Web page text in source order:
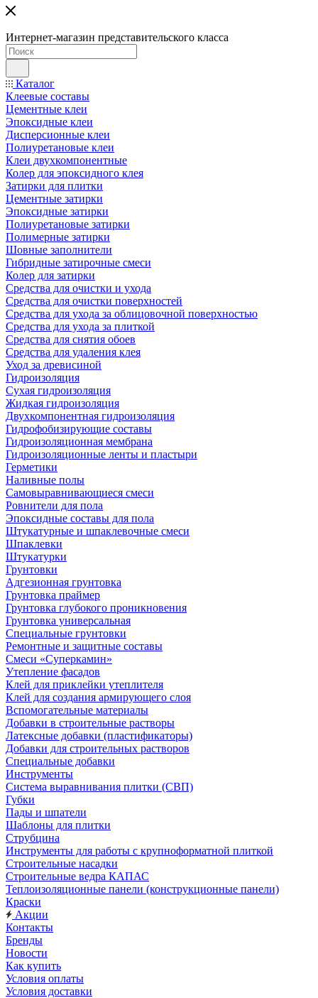
Интернет-магазин представительского класса
Каталог
Клеевые составы
Цементные клеи
Эпоксидные клеи
Дисперсионные клеи
Полиуретановые клеи
Клеи двухкомпонентные
Колер для эпоксидного клея
Затирки для плитки
Цементные затирки
Эпоксидные затирки
Полиуретановые затирки
Полимерные затирки
Шовные заполнители
Гибридные затирочные смеси
Колер для затирки
Средства для очистки и ухода
Средства для очистки поверхностей
Средства для ухода за облицовочной поверхностью
Средства для ухода за плиткой
Средства для снятия обоев
Средства для удаления клея
Уход за древисиной
Гидроизоляция
Сухая гидроизоляция
Жидкая гидроизоляция
Двухкомпонентная гидроизоляция
Гидрофобизирующие составы
Гидроизоляционная мембрана
Гидроизоляционные ленты и пластыри
Герметики
Наливные полы
Самовыравнивающиеся смеси
Ровнители для пола
Эпоксидные составы для пола
Штукатурные и шпаклевочные смеси
Шпаклевки
Штукатурки
Грунтовки
Адгезионная грунтовка
Грунтовка праймер
Грунтовка глубокого проникновения
Грунтовка универсальная
Специальные грунтовки
Ремонтные и защитные составы
Смеси «Суперкамин»
Утепление фасадов
Клей для приклейки утеплителя
Клей для создания армирующего слоя
Вспомогательные материалы
Добавки в строительные растворы
Латексные добавки (пластификаторы)
Добавки для строительных растворов
Специальные добавки
Инструменты
Система выравнивания плитки (СВП)
Губки
Пады и шпатели
Шаблоны для плитки
Струбцина
Инструменты для работы с крупноформатной плиткой
Строительные насадки
Строительные ведра КАПАС
Теплоизоляционные панели (конструкционные панели)
Краски
Акции
Контакты
Бренды
Новости
Как купить
Условия оплаты
Условия доставки